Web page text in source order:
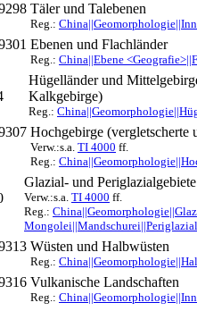
Täler und Talebenen
Reg.:
Ebenen und Flachländer
Reg.: China||Ebene
Hügelländer und
Kalkgebirge)
Reg.:
Hochgebirge (vergletscherte
Verw.:s.a. TI 4000 ff.
Reg.:
Glazial- und Periglazialgebiete
Verw.:s.a. TI 4000 ff.
Reg.:
Wüsten und Halbwüsten
Reg.:
Vulkanische Landschaften
Reg.: